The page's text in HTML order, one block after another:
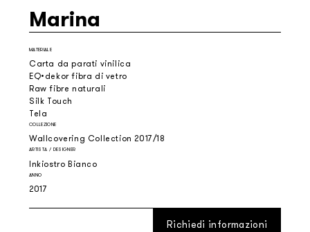
Marina
MATERIALE
Carta da parati vinilica
EQ•dekor fibra di vetro
Raw fibre naturali
Silk Touch
Tela
COLLEZIONE
Wallcovering Collection 2017/18
ARTISTA / DESIGNER
Inkiostro Bianco
ANNO
2017
Richiedi informazioni